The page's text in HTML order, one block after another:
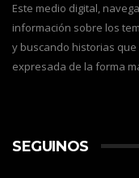
Este medio digital,
información sobre los
y buscando historias
expresada de la forma
SEGUINOS